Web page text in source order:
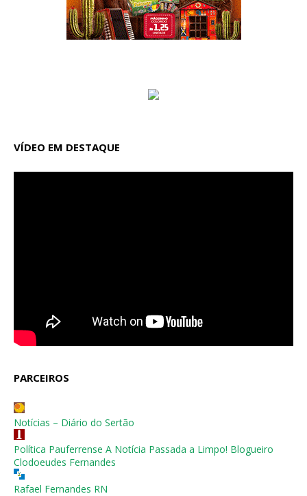
VÍDEO EM DESTAQUE
PARCEIROS
Notícias – Diário do Sertão
Política Pauferrense A Notícia Passada a Limpo! Blogueiro
Clodoeudes Fernandes
Rafael Fernandes RN